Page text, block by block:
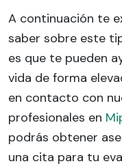
A continuación te
saber sobre este
es que te pueden
vida de forma
en contacto con
profesionales en
podrás obtener
una cita para tu